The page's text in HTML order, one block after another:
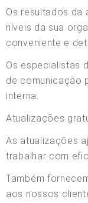
Os resultados da
níveis da sua
conveniente e
Os especialistas
de comunicação
interna.
Atualizações
As atualizações
trabalhar com
Também
aos nossos